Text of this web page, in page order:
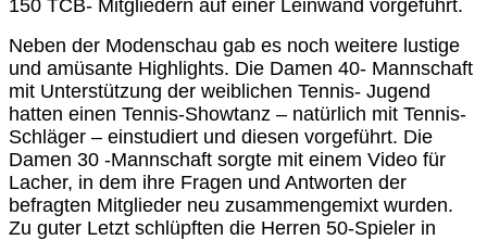
150 TCB- Mitgliedern auf einer Leinwand vorgeführt.
Neben der Modenschau gab es noch weitere lustige
und amüsante Highlights. Die Damen 40- Mannschaft
mit Unterstützung der weiblichen Tennis- Jugend
hatten einen Tennis-Showtanz – natürlich mit Tennis-
Schläger – einstudiert und diesen vorgeführt. Die
Damen 30 -Mannschaft sorgte mit einem Video für
Lacher, in dem ihre Fragen und Antworten der
befragten Mitglieder neu zusammengemixt wurden.
Zu guter Letzt schlüpften die Herren 50-Spieler in